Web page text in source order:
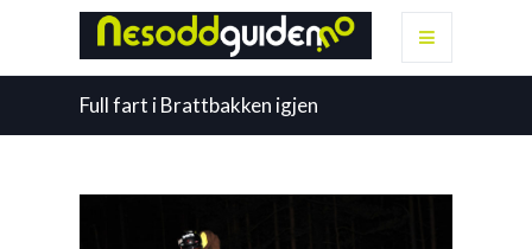
Full fart i Brattbakken igjen